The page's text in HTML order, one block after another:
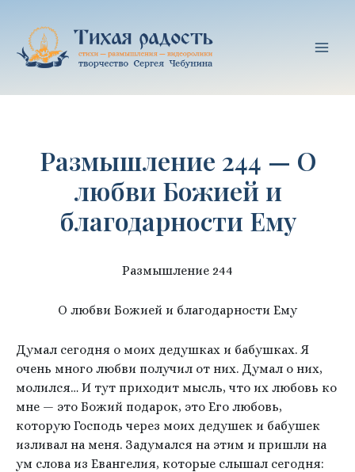
содержимому
Размышление 244 — О
любви Божией и
благодарности Ему
Размышление 244
О любви Божией и благодарности Ему
Думал сегодня о моих дедушках и бабушках. Я
очень много любви получил от них. Думал о них,
молился… И тут приходит мысль, что их любовь ко
мне — это Божий подарок, это Его любовь,
которую Господь через моих дедушек и бабушек
изливал на меня. Задумался на этим и пришли на
ум слова из Евангелия, которые слышал сегодня: